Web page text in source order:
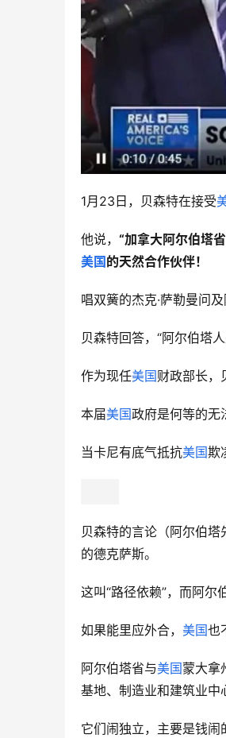
1月23日，贝森特在接受
他说， “加拿大阿尔伯塔省
美国 的天然合作伙伴！
唱双簧的杰克·萨勒曼问
贝森特回答，“阿尔伯塔
作为现任美国财政部长，
本届美国政府是何等的无
当卡尼有底气抵抗美国欺
贝森特的言论（阿尔伯塔
的德克萨斯。
这叫“路径依赖”，而阿尔
如果能里应外合， 美国也
阿尔伯塔省与美国蒙大拿
基地、制造业和建筑业中
它们闹独立，主要是钱闹